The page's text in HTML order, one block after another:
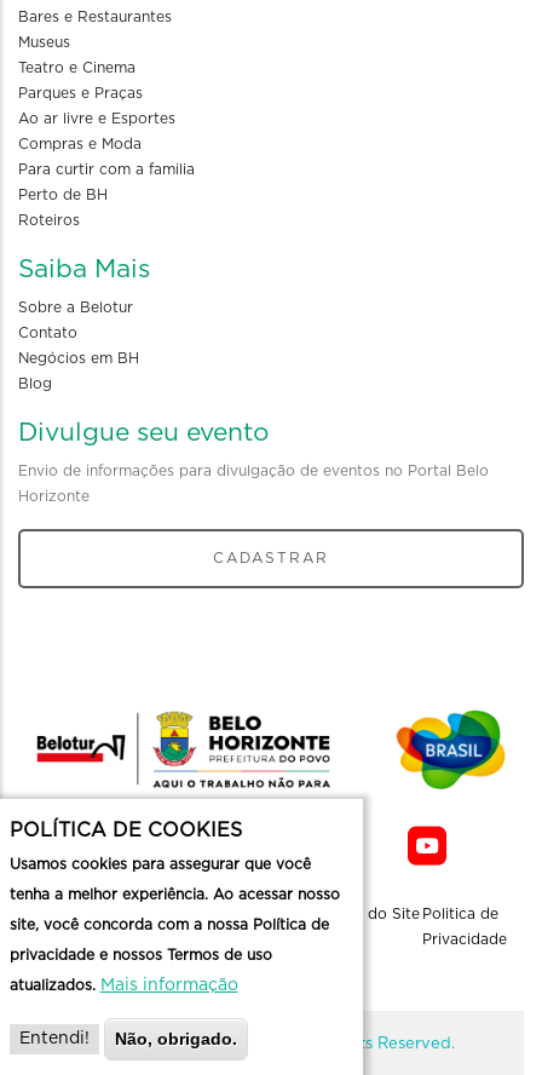
Bares e Restaurantes
Museus
Teatro e Cinema
Parques e Praças
Ao ar livre e Esportes
Compras e Moda
Para curtir com a familia
Perto de BH
Roteiros
Saiba Mais
Sobre a Belotur
Contato
Negócios em BH
Blog
Divulgue seu evento
Envio de informações para divulgação de eventos no Portal Belo
Horizonte
CADASTRAR
Mapa do Site Politica de
Privacidade
@ Copyright Belotur 2026. All Rights Reserved.
POLÍTICA DE COOKIES
Usamos cookies para assegurar que você
tenha a melhor experiência. Ao acessar nosso
site, você concorda com a nossa Política de
privacidade e nossos Termos de uso
atualizados. Mais informação
Entendi! Não, obrigado.